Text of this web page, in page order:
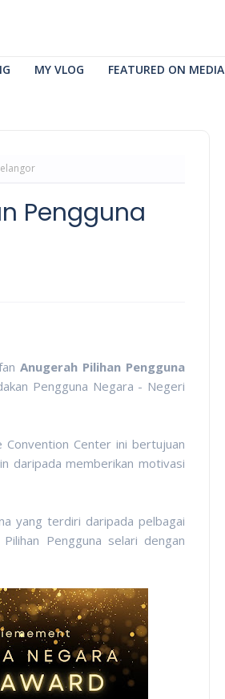
MY VLOG FEATURED ON MEDIA
Pengguna
Anugerah Pilihan Pengguna
Pengguna Negara - Negeri
Convention Center ini bertujuan
daripada memberikan motivasi
yang terdiri daripada pelbagai
Pengguna selari dengan